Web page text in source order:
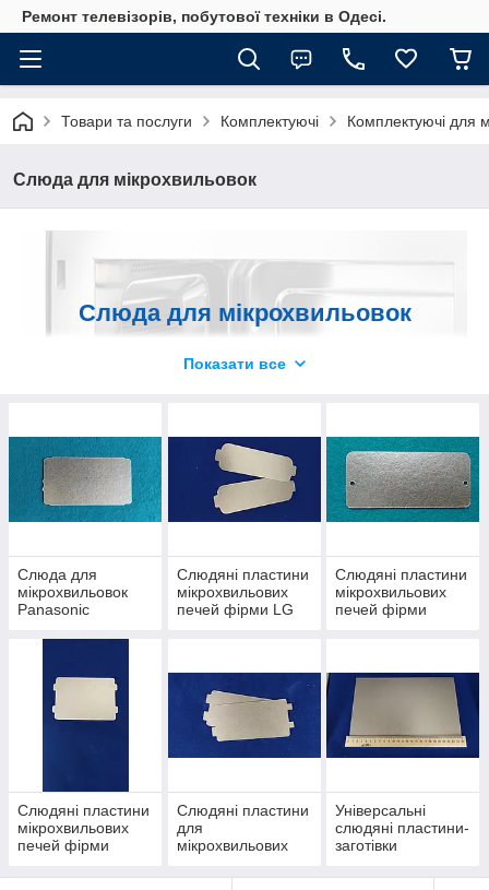
Ремонт телевізорів, побутової техніки в Одесі.
Товари та послуги Комплектуючі Комплектуючі для
Слюда для мікрохвильовок
Слюда для мікрохвильовок
Оптові і роздрібні поставки
слюдяних пластин по всій Україні
В наявності різні типи слюдяних прокладок
захисних пластин. Відправка замовлень,
16 годин , в день заявки.
Основні причини затребуваності слюди для
Показати все
Слюда для
мікрохвильовок
Panasonic
Слюдяні пластини
мікрохвильових
печей фірми LG
Слюдяні пластини
мікрохвильових
печей фірми
Слюдяні пластини
мікрохвильових
печей фірми
Слюдяні пластини
для
мікрохвильових
Універсальні
слюдяні пластини-
заготівки